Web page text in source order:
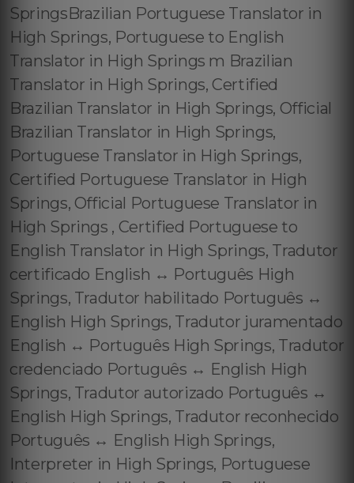
SpringsBrazilian Portuguese Translator in
High Springs, Portuguese to English
Translator in High Springs m Brazilian
Translator in High Springs, Certified
Brazilian Translator in High Springs, Official
Brazilian Translator in High Springs,
Portuguese Translator in High Springs,
Certified Portuguese Translator in High
Springs, Official Portuguese Translator in
High Springs , Certified Portuguese to
English Translator in High Springs, Tradutor
certificado English ↔️ Português High
Springs, Tradutor habilitado Português ↔️
English High Springs, Tradutor juramentado
English ↔️ Português High Springs, Tradutor
credenciado Português ↔️ English High
Springs, Tradutor autorizado Português ↔️
English High Springs, Tradutor reconhecido
Português ↔️ English High Springs,
Interpreter in High Springs, Portuguese